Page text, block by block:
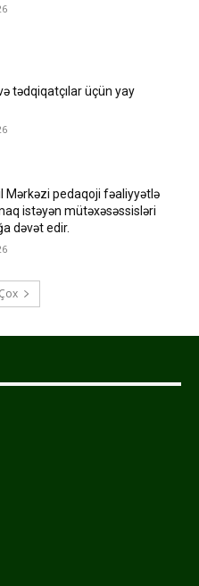
tədqiqatçılar üçün yay
Mərkəzi pedaqoji fəaliyyətlə
istəyən mütəxəsəssisləri
dəvət edir.